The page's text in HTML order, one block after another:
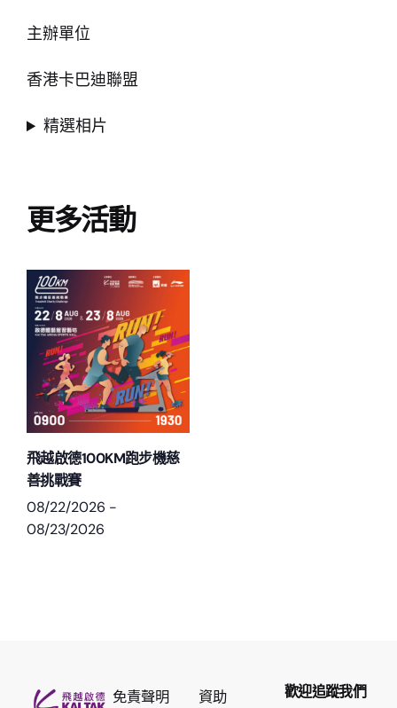
主辦單位
香港卡巴迪聯盟
精選相片
更多活動
飛越啟德100KM跑步機慈
善挑戰賽
08/22/2026 -
08/23/2026
免責聲明 資助 歡迎追蹤我們